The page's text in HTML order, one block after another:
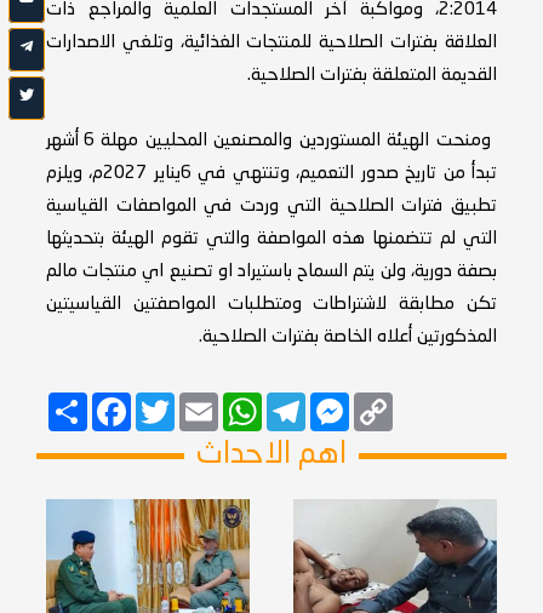
2:2014، ومواكبة آخر المستجدات العلمية والمراجع ذات
العلاقة بفترات الصلاحية للمنتجات الغذائية، وتلغي الاصدارات
القديمة المتعلقة بفترات الصلاحية.
ومنحت الهيئة المستوردين والمصنعين المحليين مهلة 6 أشهر
تبدأ من تاريخ صدور التعميم، وتنتهي في 6يناير 2027م، ويلزم
تطبيق فترات الصلاحية التي وردت في المواصفات القياسية
التي لم تتضمنها هذه المواصفة والتي تقوم الهيئة بتحديثها
بصفة دورية، ولن يتم السماح باستيراد او تصنيع اي منتجات مالم
تكن مطابقة لاشتراطات ومتطلبات المواصفتين القياسيتين
المذكورتين أعلاه الخاصة بفترات الصلاحية.
انشر
FacebookTwitterEmail
WhatsAppTelegram
MessengerCopy
Link
اهم الاحداث